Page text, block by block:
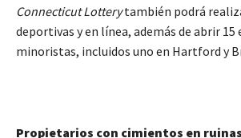
Connecticut Lotterytambién podrá
deportivas y en línea, además de abrir
minoristas, incluidos uno en Hartford y
Propietarios con cimientos en ruinas